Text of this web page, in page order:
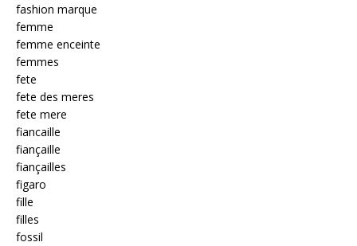
fashion marque
femme
femme enceinte
femmes
fete
fete des meres
fete mere
fiancaille
fiançaille
fiançailles
figaro
fille
filles
fossil